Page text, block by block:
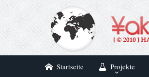
Startseite Projekte